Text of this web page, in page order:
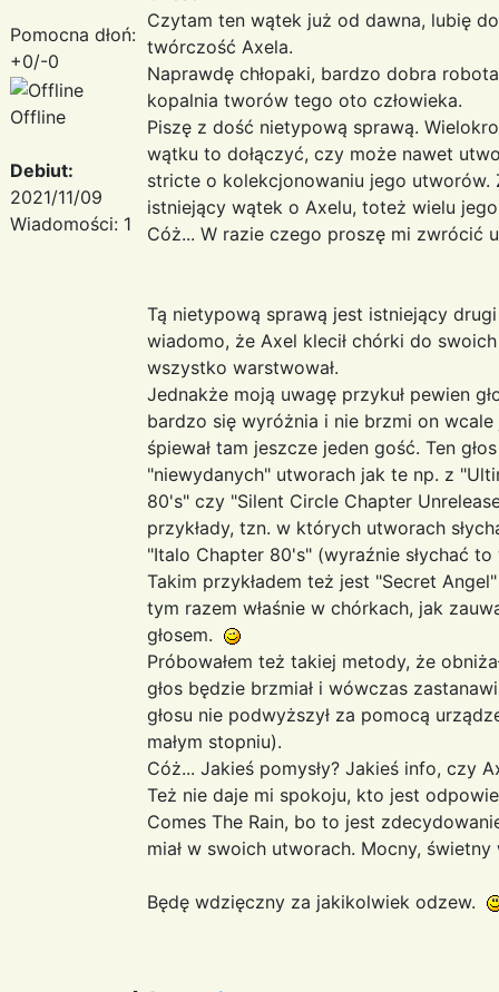
Pomocna dłoń:
+0/-0
Offline
Debiut:
2021/11/09
Wiadomości: 1
Czytam ten wątek już od dawna, lubię
twórczość Axela.
Naprawdę chłopaki, bardzo dobra
kopalnia tworów tego oto człowieka.
Piszę z dość nietypową sprawą.
wątku to dołączyć, czy może nawet
stricte o kolekcjonowaniu jego utworów.
istniejący wątek o Axelu, toteż wielu
Cóż... W razie czego proszę mi zwrócić
Tą nietypową sprawą jest istniejący
wiadomo, że Axel klecił chórki do
wszystko warstwował.
Jednakże moją uwagę przykuł pewien
bardzo się wyróżnia i nie brzmi on
śpiewał tam jeszcze jeden gość. Ten
"niewydanych" utworach jak te np. z
80's" czy "Silent Circle Chapter
przykłady, tzn. w których utworach
"Italo Chapter 80's" (wyraźnie słychać
Takim przykładem też jest "Secret
tym razem właśnie w chórkach, jak
głosem.
Próbowałem też takiej metody, że
głos będzie brzmiał i wówczas
głosu nie podwyższył za pomocą
małym stopniu).
Cóż... Jakieś pomysły? Jakieś info, czy
Też nie daje mi spokoju, kto jest
Comes The Rain, bo to jest
miał w swoich utworach. Mocny, świetny
Będę wdzięczny za jakikolwiek odzew.